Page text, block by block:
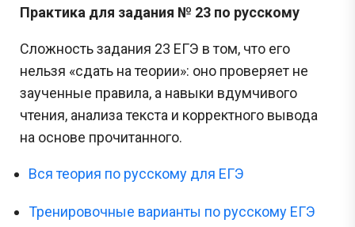
Практика для задания № 23 по русскому
Сложность задания 23 ЕГЭ в том, что его
нельзя «сдать на теории»: оно проверяет не
заученные правила, а навыки вдумчивого
чтения, анализа текста и корректного вывода
на основе прочитанного.
Вся теория по русскому для ЕГЭ
Тренировочные варианты по русскому ЕГЭ